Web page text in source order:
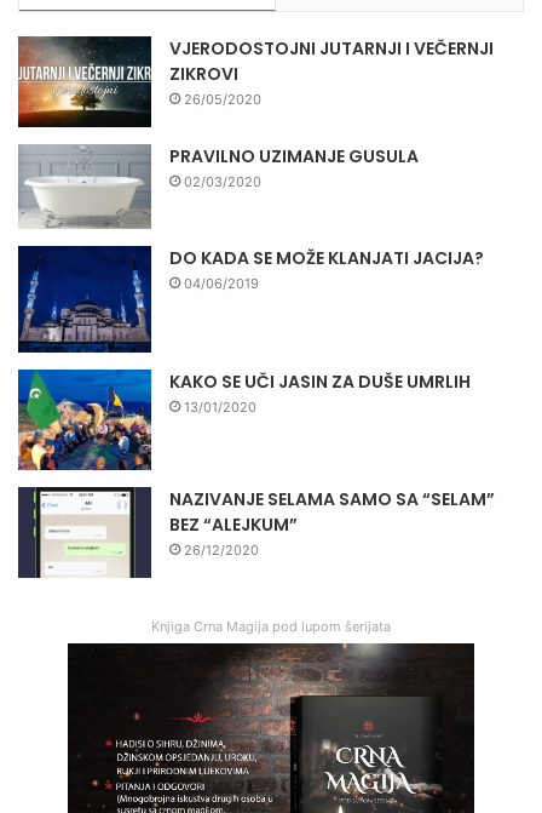
VJERODOSTOJNI JUTARNJI I VEČERNJI
ZIKROVI
26/05/2020
PRAVILNO UZIMANJE GUSULA
02/03/2020
DO KADA SE MOŽE KLANJATI JACIJA?
04/06/2019
KAKO SE UČI JASIN ZA DUŠE UMRLIH
13/01/2020
NAZIVANJE SELAMA SAMO SA “SELAM”
BEZ “ALEJKUM”
26/12/2020
Knjiga Crna Magija pod lupom šerijata